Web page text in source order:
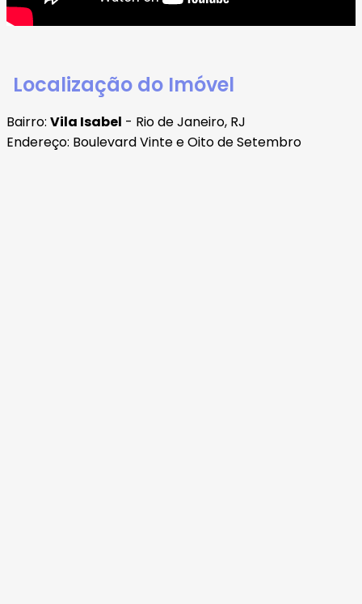
Localização do Imóvel
Bairro: Vila Isabel - Rio de Janeiro, RJ
Endereço: Boulevard Vinte e Oito de Setembro